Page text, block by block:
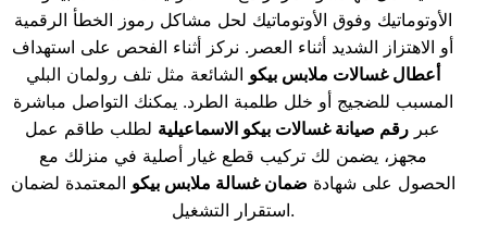
الأوتوماتيك وفوق الأوتوماتيك لحل مشاكل رموز الخطأ الرقمية
أو الاهتزاز الشديد أثناء العصر. نركز أثناء الفحص على استهداف
أعطال غسالات ملابس بيكو الشائعة مثل تلف رولمان البلي
المسبب للضجيج أو خلل طلمبة الطرد. يمكنك التواصل مباشرة
عبر رقم صيانة غسالات بيكو الاسماعيلية لطلب طاقم عمل
مجهز، يضمن لك تركيب قطع غيار أصلية في منزلك مع
الحصول على شهادة ضمان غسالة ملابس بيكو المعتمدة لضمان
استقرار التشغيل.